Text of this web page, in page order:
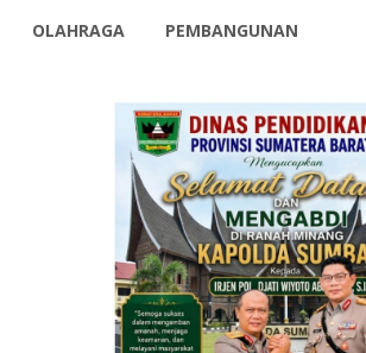
OLAHRAGA PEMBANGUNAN